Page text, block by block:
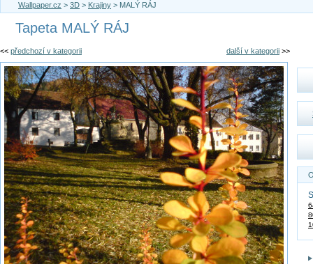
Wallpaper.cz > 3D > Krajiny > MALÝ RÁJ
Tapeta MALÝ RÁJ
<< předchozí v kategorii další v kategorii >>